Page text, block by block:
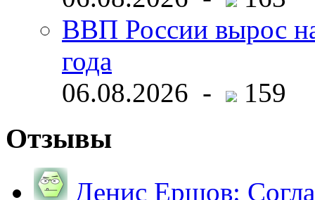
ВВП России вырос
года
06.08.2026 -
159
Отзывы
Денис Ершов: